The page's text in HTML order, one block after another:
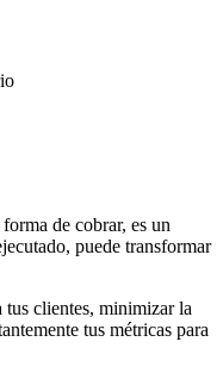
de cobrar, es un
puede transformar
clientes, minimizar la
tus métricas para